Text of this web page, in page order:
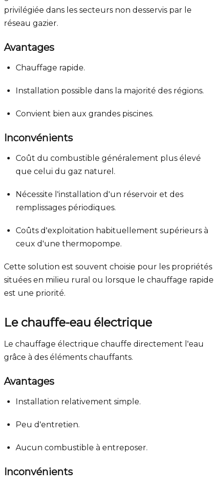
privilégiée dans les secteurs non desservis par le
réseau gazier.
Avantages
Chauffage rapide.
Installation possible dans la majorité des régions.
Convient bien aux grandes piscines.
Inconvénients
Coût du combustible généralement plus élevé
que celui du gaz naturel.
Nécessite l'installation d'un réservoir et des
remplissages périodiques.
Coûts d'exploitation habituellement supérieurs à
ceux d'une thermopompe.
Cette solution est souvent choisie pour les propriétés
situées en milieu rural ou lorsque le chauffage rapide
est une priorité.
Le chauffe-eau électrique
Le chauffage électrique chauffe directement l'eau
grâce à des éléments chauffants.
Avantages
Installation relativement simple.
Peu d'entretien.
Aucun combustible à entreposer.
Inconvénients